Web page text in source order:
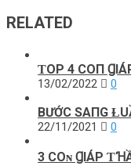
RELATED
ƬOΡ 4 COП
13/02/2022 0
BƯỚC SAПG
22/11/2021 0
3 COɴ ꞬΙÁΡ